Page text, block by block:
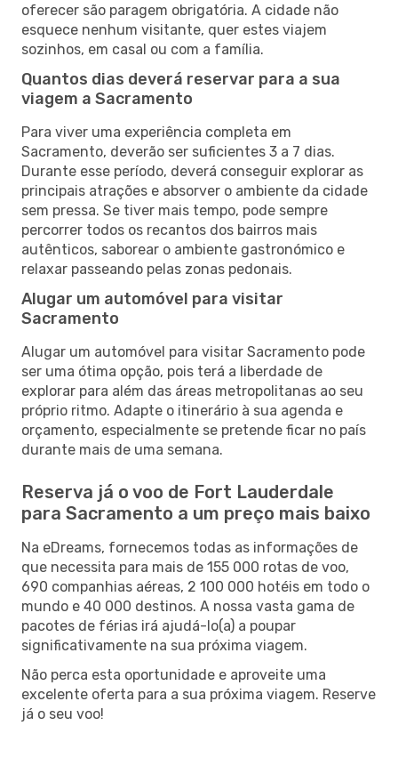
oferecer são paragem obrigatória. A cidade não
esquece nenhum visitante, quer estes viajem
sozinhos, em casal ou com a família.
Quantos dias deverá reservar para a sua
viagem a Sacramento
Para viver uma experiência completa em
Sacramento, deverão ser suficientes 3 a 7 dias.
Durante esse período, deverá conseguir explorar as
principais atrações e absorver o ambiente da cidade
sem pressa. Se tiver mais tempo, pode sempre
percorrer todos os recantos dos bairros mais
autênticos, saborear o ambiente gastronómico e
relaxar passeando pelas zonas pedonais.
Alugar um automóvel para visitar
Sacramento
Alugar um automóvel para visitar Sacramento pode
ser uma ótima opção, pois terá a liberdade de
explorar para além das áreas metropolitanas ao seu
próprio ritmo. Adapte o itinerário à sua agenda e
orçamento, especialmente se pretende ficar no país
durante mais de uma semana.
Reserva já o voo de Fort Lauderdale
para Sacramento a um preço mais baixo
Na eDreams, fornecemos todas as informações de
que necessita para mais de 155 000 rotas de voo,
690 companhias aéreas, 2 100 000 hotéis em todo o
mundo e 40 000 destinos. A nossa vasta gama de
pacotes de férias irá ajudá-lo(a) a poupar
significativamente na sua próxima viagem.
Não perca esta oportunidade e aproveite uma
excelente oferta para a sua próxima viagem. Reserve
já o seu voo!